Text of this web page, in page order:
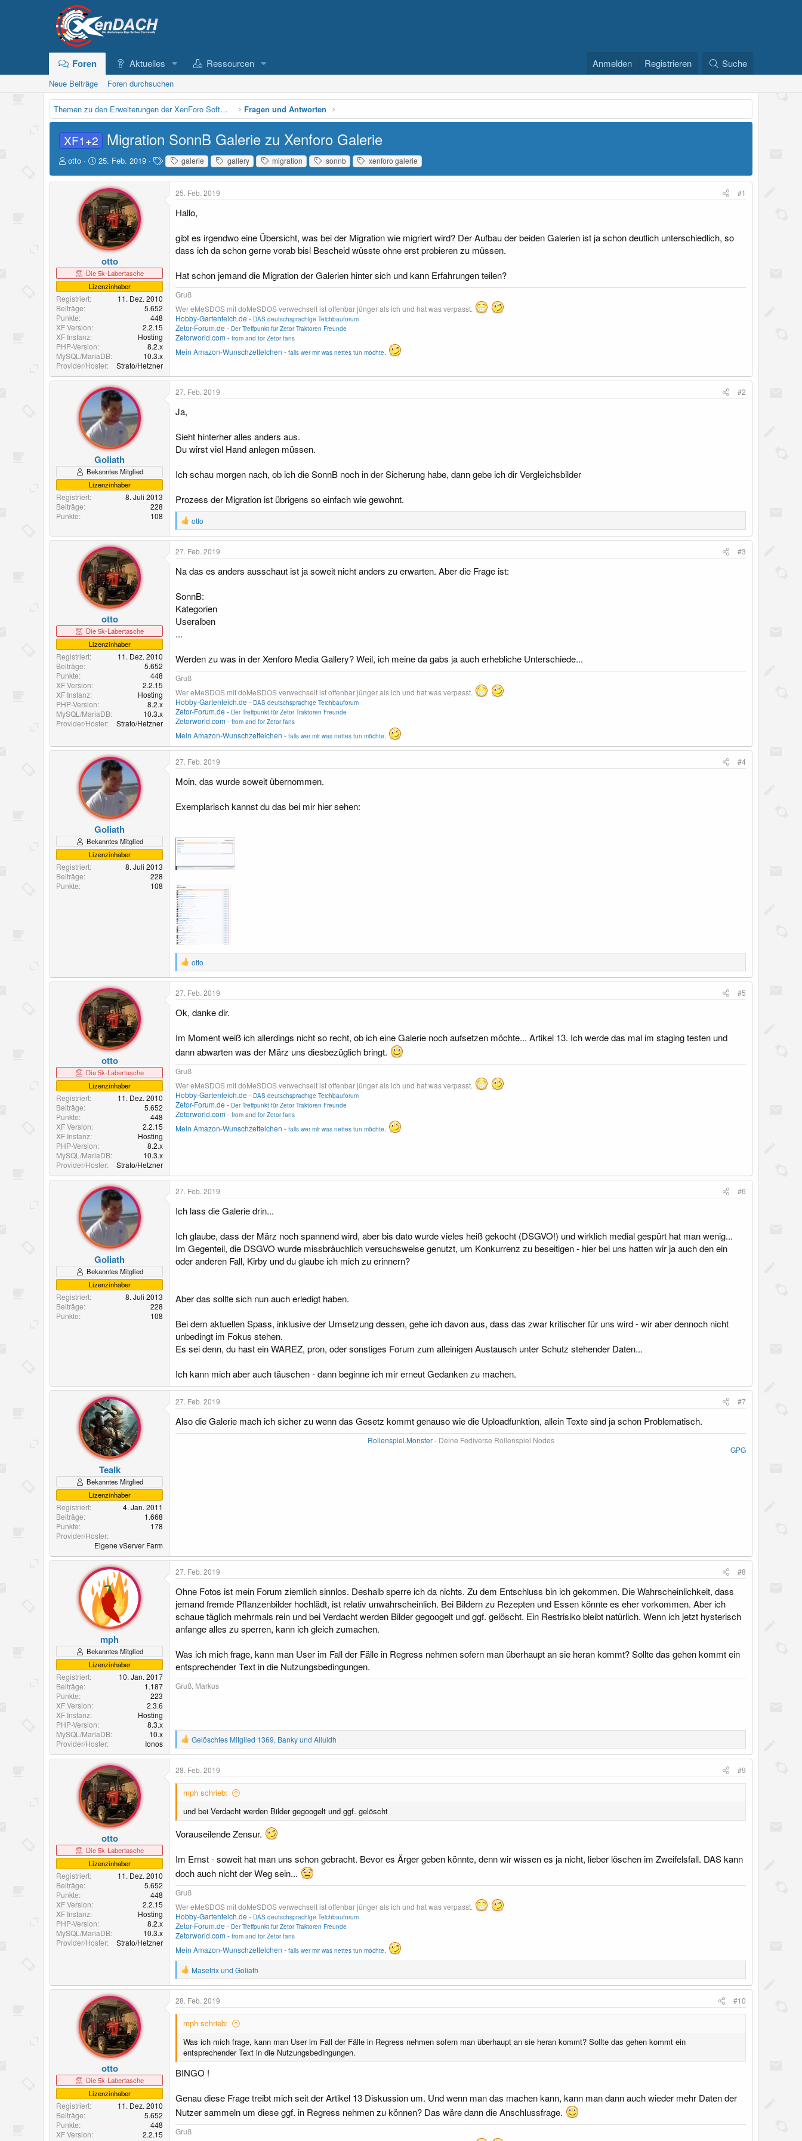
Foren Aktuelles Ressourcen Anmelden Registrieren Suche
Neue Beiträge Foren durchsuchen
Themen zu den Erweiterungen der XenForo Software Fragen und Antworten
XF1+2 Migration SonnB Galerie zu Xenforo Galerie
E
s
otto
E
s
t
e
l
l
t
a
25. Feb. 2019
S
c
h
galerie gallery migration sonnb xenforo galerie
otto
Die 5k-Labertasche
Lizenzinhaber
Registriert
11. Dez. 2010
Beiträge
5.652
Punkte
448
XF Version
2.2.15
XF Instanz
Hosting
PHP-Version
8.2.x
MySQL/MariaDB
10.3.x
Provider/Hoster
Strato/Hetzner
25. Feb. 2019 #1
Hallo,
gibt es irgendwo eine Übersicht, was bei der Migration wie migriert wird? Der Aufbau der beiden Galerien ist ja schon deutlich unterschiedlich, so
dass ich da schon gerne vorab bisl Bescheid wüsste ohne erst probieren zu müssen.
Hat schon jemand die Migration der Galerien hinter sich und kann Erfahrungen teilen?
Gruß
Wer eMeSDOS mit doMeSDOS verwechselt ist offenbar jünger als ich und hat was verpasst.
Hobby-Gartenteich.de - DAS deutschsprachige Teichbauforum
Zetor-Forum.de - Der Treffpunkt für Zetor Traktoren Freunde
Zetorworld.com - from and for Zetor fans
Mein Amazon-Wunschzettelchen - falls wer mir was nettes tun möchte.
Goliath
Bekanntes Mitglied
Lizenzinhaber
Registriert
8. Juli 2013
Beiträge
228
Punkte
108
27. Feb. 2019 #2
Ja,
Sieht hinterher alles anders aus.
Du wirst viel Hand anlegen müssen.
Ich schau morgen nach, ob ich die SonnB noch in der Sicherung habe, dann gebe ich dir Vergleichsbilder
Prozess der Migration ist übrigens so einfach wie gewohnt.
R
e
a
k
t
o
e
n
:
otto
otto
Die 5k-Labertasche
Lizenzinhaber
Registriert
11. Dez. 2010
Beiträge
5.652
Punkte
448
XF Version
2.2.15
XF Instanz
Hosting
PHP-Version
8.2.x
MySQL/MariaDB
10.3.x
Provider/Hoster
Strato/Hetzner
27. Feb. 2019 #3
Na das es anders ausschaut ist ja soweit nicht anders zu erwarten. Aber die Frage ist:
SonnB:
Kategorien
Useralben
...
Werden zu was in der Xenforo Media Gallery? Weil, ich meine da gabs ja auch erhebliche Unterschiede...
Gruß
Wer eMeSDOS mit doMeSDOS verwechselt ist offenbar jünger als ich und hat was verpasst.
Hobby-Gartenteich.de - DAS deutschsprachige Teichbauforum
Zetor-Forum.de - Der Treffpunkt für Zetor Traktoren Freunde
Zetorworld.com - from and for Zetor fans
Mein Amazon-Wunschzettelchen - falls wer mir was nettes tun möchte.
Goliath
Bekanntes Mitglied
Lizenzinhaber
Registriert
8. Juli 2013
Beiträge
228
Punkte
108
27. Feb. 2019 #4
Moin, das wurde soweit übernommen.
Exemplarisch kannst du das bei mir hier sehen:
R
e
a
k
t
o
e
:
otto
otto
Die 5k-Labertasche
Lizenzinhaber
Registriert
11. Dez. 2010
Beiträge
5.652
Punkte
448
XF Version
2.2.15
XF Instanz
Hosting
PHP-Version
8.2.x
MySQL/MariaDB
10.3.x
Provider/Hoster
Strato/Hetzner
27. Feb. 2019 #5
Ok, danke dir.
Im Moment weiß ich allerdings nicht so recht, ob ich eine Galerie noch aufsetzen möchte... Artikel 13. Ich werde das mal im staging testen und
dann abwarten was der März uns diesbezüglich bringt.
Gruß
Wer eMeSDOS mit doMeSDOS verwechselt ist offenbar jünger als ich und hat was verpasst.
Hobby-Gartenteich.de - DAS deutschsprachige Teichbauforum
Zetor-Forum.de - Der Treffpunkt für Zetor Traktoren Freunde
Zetorworld.com - from and for Zetor fans
Mein Amazon-Wunschzettelchen - falls wer mir was nettes tun möchte.
Goliath
Bekanntes Mitglied
Lizenzinhaber
Registriert
8. Juli 2013
Beiträge
228
Punkte
108
27. Feb. 2019 #6
Ich lass die Galerie drin...
Ich glaube, dass der März noch spannend wird, aber bis dato wurde vieles heiß gekocht (DSGVO!) und wirklich medial gespürt hat man wenig...
Im Gegenteil, die DSGVO wurde missbräuchlich versuchsweise genutzt, um Konkurrenz zu beseitigen - hier bei uns hatten wir ja auch den ein
oder anderen Fall, Kirby und du glaube ich mich zu erinnern?
Aber das sollte sich nun auch erledigt haben.
Bei dem aktuellen Spass, inklusive der Umsetzung dessen, gehe ich davon aus, dass das zwar kritischer für uns wird - wir aber dennoch nicht
unbedingt im Fokus stehen.
Es sei denn, du hast ein WAREZ, pron, oder sonstiges Forum zum alleinigen Austausch unter Schutz stehender Daten...
Ich kann mich aber auch täuschen - dann beginne ich mir erneut Gedanken zu machen.
Tealk
Bekanntes Mitglied
Lizenzinhaber
Registriert
4. Jan. 2011
Beiträge
1.668
Punkte
178
Provider/Hoster
Eigene vServer Farm
27. Feb. 2019 #7
Also die Galerie mach ich sicher zu wenn das Gesetz kommt genauso wie die Uploadfunktion, allein Texte sind ja schon Problematisch.
Rollenspiel.Monster- Deine Fediverse Rollenspiel Nodes​
GPG
mph
Bekanntes Mitglied
Lizenzinhaber
Registriert
10. Jan. 2017
Beiträge
1.187
Punkte
223
XF Version
2.3.6
XF Instanz
Hosting
PHP-Version
8.3.x
MySQL/MariaDB
10.x
Provider/Hoster
Ionos
27. Feb. 2019 #8
Ohne Fotos ist mein Forum ziemlich sinnlos. Deshalb sperre ich da nichts. Zu dem Entschluss bin ich gekommen. Die Wahrscheinlichkeit, dass
jemand fremde Pflanzenbilder hochlädt, ist relativ unwahrscheinlich. Bei Bildern zu Rezepten und Essen könnte es eher vorkommen. Aber ich
schaue täglich mehrmals rein und bei Verdacht werden Bilder gegoogelt und ggf. gelöscht. Ein Restrisiko bleibt natürlich. Wenn ich jetzt hysterisch
anfange alles zu sperren, kann ich gleich zumachen.
Was ich mich frage, kann man User im Fall der Fälle in Regress nehmen sofern man überhaupt an sie heran kommt? Sollte das gehen kommt ein
entsprechender Text in die Nutzungsbedingungen.
Gruß, Markus
R
e
a
k
t
o
e
:
Gelöschtes Mitglied 1369, Bankyund Alluidh
otto
Die 5k-Labertasche
Lizenzinhaber
Registriert
11. Dez. 2010
Beiträge
5.652
Punkte
448
XF Version
2.2.15
XF Instanz
Hosting
PHP-Version
8.2.x
MySQL/MariaDB
10.3.x
Provider/Hoster
Strato/Hetzner
28. Feb. 2019 #9
mph schrieb:
und bei Verdacht werden Bilder gegoogelt und ggf. gelöscht
Vorauseilende Zensur.
Im Ernst - soweit hat man uns schon gebracht. Bevor es Ärger geben könnte, denn wir wissen es ja nicht, lieber löschen im Zweifelsfall. DAS kann
doch auch nicht der Weg sein...
Gruß
Wer eMeSDOS mit doMeSDOS verwechselt ist offenbar jünger als ich und hat was verpasst.
Hobby-Gartenteich.de - DAS deutschsprachige Teichbauforum
Zetor-Forum.de - Der Treffpunkt für Zetor Traktoren Freunde
Zetorworld.com - from and for Zetor fans
Mein Amazon-Wunschzettelchen - falls wer mir was nettes tun möchte.
R
e
a
k
t
o
e
n
Masetrixund Goliath
otto
Die 5k-Labertasche
Lizenzinhaber
Registriert
11. Dez. 2010
Beiträge
5.652
Punkte
448
XF Version
2.2.15
28. Feb. 2019 #10
mph schrieb:
Was ich mich frage, kann man User im Fall der Fälle in Regress nehmen sofern man überhaupt an sie heran kommt? Sollte das gehen kommt ein
entsprechender Text in die Nutzungsbedingungen.
BINGO !
Genau diese Frage treibt mich seit der Artikel 13 Diskussion um. Und wenn man das machen kann, kann man dann auch wieder mehr Daten der
Nutzer sammeln um diese ggf. in Regress nehmen zu können? Das wäre dann die Anschlussfrage.
Gruß